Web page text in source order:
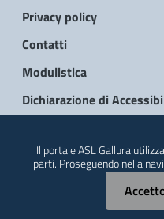
Privacy policy
Contatti
Modulistica
Dichiarazione di
Il portale ASL Gallura
parti. Proseguendo nella